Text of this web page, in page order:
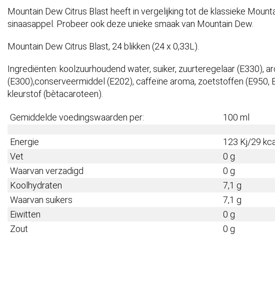
Mountain Dew Citrus Blast heeft in vergelijking tot de klassieke
sinaasappel. Probeer ook deze unieke smaak van Mountain Dew.
Mountain Dew Citrus Blast, 24 blikken (24 x 0,33L).
Ingrediënten: koolzuurhoudend water, suiker, zuurteregelaar (E330),
(E300),conserveermiddel (E202), caffeïne aroma, zoetstoffen (E950,
kleurstof (bètacaroteen).
Gemiddelde voedingswaarden per: 100 ml
Energie
123 Kj/29
Vet
0 g
Waarvan verzadigd
0 g
Koolhydraten
7,1 g
Waarvan suikers
7,1 g
Eiwitten
0 g
Zout
0 g